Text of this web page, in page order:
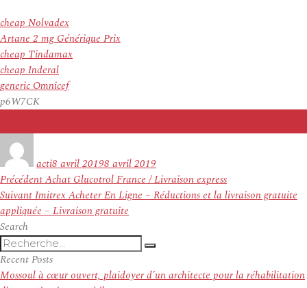
cheap Nolvadex
Artane 2 mg Générique Prix
cheap Tindamax
cheap Inderal
generic Omnicef
p6W7CK
actile
8 avril 20198 avril 2019
Navigation
de
l’article
PrécédentArticle
précédent :
Achat Glucotrol France / Livraison express
SuivantArticle
suivant :
Imitrex Acheter En Ligne – Réductions et la livraison gratuite
appliquée – Livraison gratuite
Search
Recherche
pour
:
Recherche
Recent Posts
Mossoul à cœur ouvert, plaidoyer d’un architecte pour la réhabilitation